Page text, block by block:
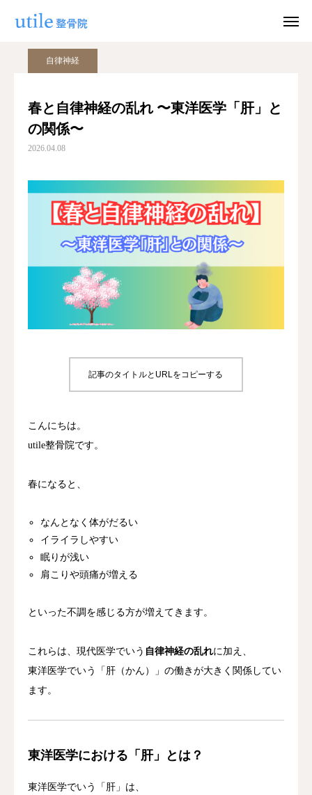
ブログ
自律神経
春と自律神経の乱れ 〜東洋医学「肝」と
の関係〜
2026.04.08
記事のタイトルとURLをコピーする
こんにちは。
utile整骨院です。
春になると、
なんとなく体がだるい
イライラしやすい
眠りが浅い
肩こりや頭痛が増える
といった不調を感じる方が増えてきます。
これらは、現代医学でいう 自律神経の乱れに加え、
東洋医学でいう「肝（かん）」の働きが大きく関係してい
ます。
東洋医学における「肝」とは？
東洋医学でいう「肝」は、
公式LINE
施術紹介
料金
良くある質問